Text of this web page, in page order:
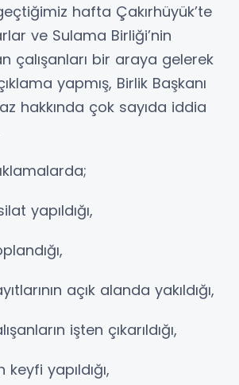
hafta Çakırhüyük’te
ve Sulama Birliği’nin
çalışanları bir araya gelerek
yapmış, Birlik Başkanı
hakkında çok sayıda iddia
yapıldığı,
açık alanda yakıldığı,
işten çıkarıldığı,
keyfi yapıldığı,